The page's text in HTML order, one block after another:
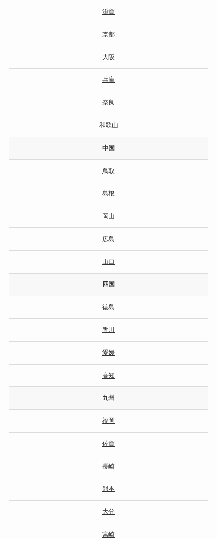
滋賀
京都
大阪
兵庫
奈良
和歌山
中国
鳥取
島根
岡山
広島
山口
四国
徳島
香川
愛媛
高知
九州
福岡
佐賀
長崎
熊本
大分
宮崎